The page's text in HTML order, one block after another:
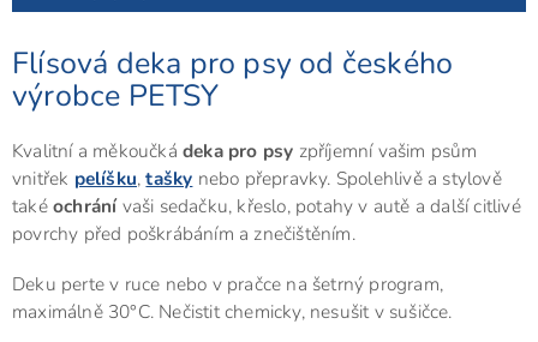
Flísová deka pro psy od českého
výrobce PETSY
Kvalitní a měkoučká deka pro psy zpříjemní vašim psům
vnitřek pelíšku,tašky nebo přepravky. Spolehlivě a stylově
takéochránívaši sedačku, křeslo, potahy v autě a další citlivé
povrchy před poškrábáním a znečištěním.
Deku perte v ruce nebo v pračce na šetrný program,
maximálně 30°C. Nečistit chemicky, nesušit v sušičce.